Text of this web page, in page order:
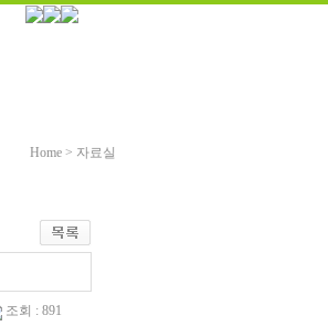
Home > 자료실
조회 : 891